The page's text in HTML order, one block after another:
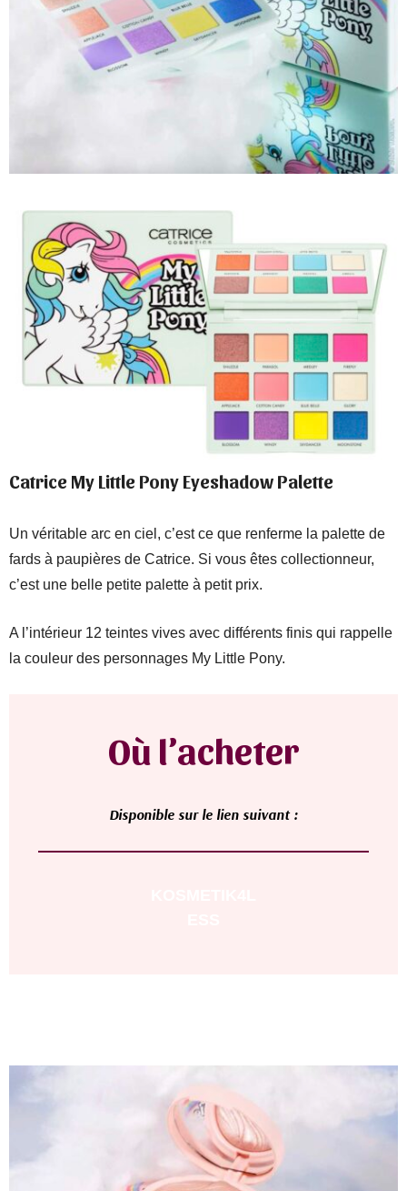
Catrice My Little Pony Eyeshadow Palette
Un véritable arc en ciel, c’est ce que renferme la palette de
fards à paupières de Catrice. Si vous êtes collectionneur,
c’est une belle petite palette à petit prix.
A l’intérieur 12 teintes vives avec différents finis qui rappelle
la couleur des personnages My Little Pony.
Où l’acheter
Disponible sur le lien suivant :